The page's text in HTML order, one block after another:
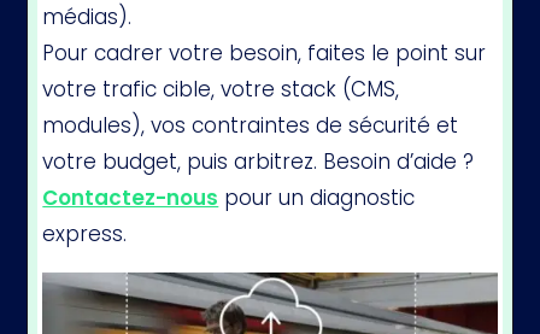
médias).
Pour cadrer votre besoin, faites le point sur
votre trafic cible, votre stack (CMS,
modules), vos contraintes de sécurité et
votre budget, puis arbitrez. Besoin d’aide ?
Contactez-nous pour un diagnostic
express.